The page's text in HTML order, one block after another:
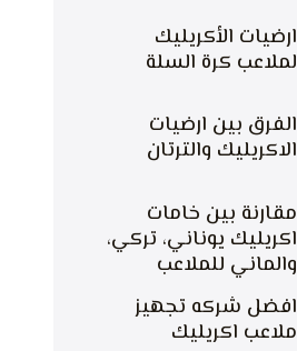
ارضيات الأكريليك
لملاعب كرة السلة
الفرق بين ارضيات
الاكريليك والترتان
مقارنة بين خامات
اكريليك يوناني، تركي،
والماني للملاعب
افضل شركه تجهيز
ملاعب اكريليك